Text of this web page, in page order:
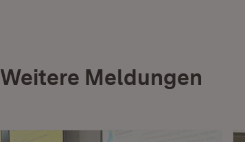
Weitere Meldungen